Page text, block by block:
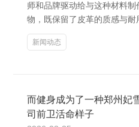
师和品牌驱动给与这种材料
物，既保留了皮革的质感与
新闻动态
而健身成为了一种郑州妃
司前卫活命样子